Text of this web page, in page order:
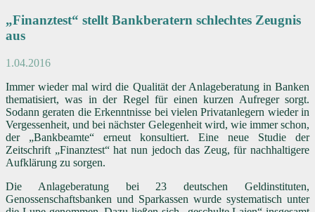
„Finanztest“ stellt Bankberatern schlechtes Zeugnis
aus
1.04.2016
Immer wieder mal wird die Qualität der Anlageberatung in Banken
thematisiert, was in der Regel für einen kurzen Aufreger sorgt.
Sodann geraten die Erkenntnisse bei vielen Privatanlegern wieder in
Vergessenheit, und bei nächster Gelegenheit wird, wie immer schon,
der „Bankbeamte“ erneut konsultiert. Eine neue Studie der
Zeitschrift „Finanztest“ hat nun jedoch das Zeug, für nachhaltigere
Aufklärung zu sorgen.
Die Anlageberatung bei 23 deutschen Geldinstituten,
Genossenschaftsbanken und Sparkassen wurde systematisch unter